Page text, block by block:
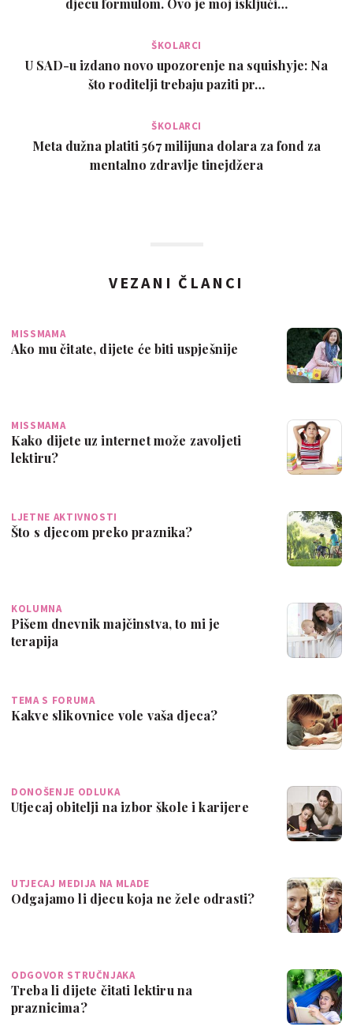
ŠKOLARCI
U SAD-u izdano novo upozorenje na squishyje: Na
što roditelji trebaju paziti pr…
ŠKOLARCI
Meta dužna platiti 567 milijuna dolara za fond za
mentalno zdravlje tinejdžera
VEZANI ČLANCI
MISSMAMA
Ako mu čitate, dijete će biti uspješnije
MISSMAMA
Kako dijete uz internet može zavoljeti
lektiru?
LJETNE AKTIVNOSTI
Što s djecom preko praznika?
KOLUMNA
Pišem dnevnik majčinstva, to mi je
terapija
TEMA S FORUMA
Kakve slikovnice vole vaša djeca?
DONOŠENJE ODLUKA
Utjecaj obitelji na izbor škole i karijere
UTJECAJ MEDIJA NA MLADE
Odgajamo li djecu koja ne žele odrasti?
ODGOVOR STRUČNJAKA
Treba li dijete čitati lektiru na
praznicima?